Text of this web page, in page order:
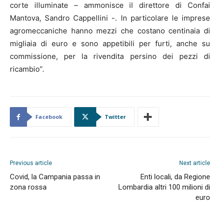
corte illuminate – ammonisce il direttore di Confai
Mantova, Sandro Cappellini -. In particolare le imprese
agromeccaniche hanno mezzi che costano centinaia di
migliaia di euro e sono appetibili per furti, anche su
commissione, per la rivendita persino dei pezzi di
ricambio”.
Facebook Twitter
Previous article
Covid, la Campania passa in
zona rossa
Next article
Enti locali, da Regione
Lombardia altri 100 milioni di
euro